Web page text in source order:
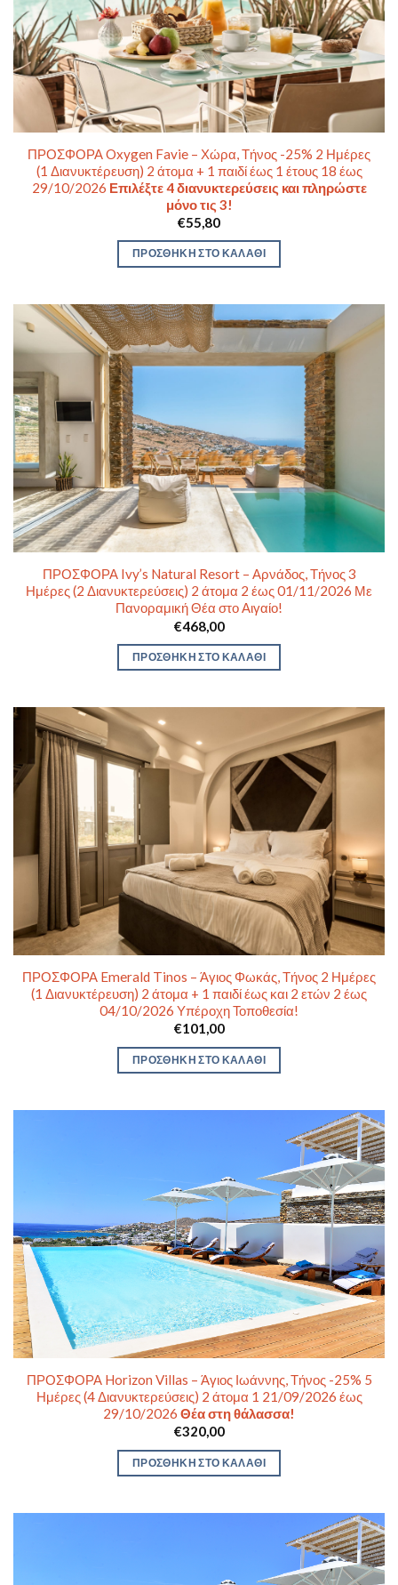
ΠΡΟΣΦΟΡΑ Oxygen Favie – Χώρα, Τήνος -25% 2 Ημέρες
(1 Διανυκτέρευση) 2 άτομα + 1 παιδί έως 1 έτους 18 έως
29/10/2026 Επιλέξτε 4 διανυκτερεύσεις και πληρώστε
μόνο τις 3!
€55,80
ΠΡΟΣΘΉΚΗ ΣΤΟ ΚΑΛΆΘΙ
ΠΡΟΣΦΟΡΑ Ivy’s Natural Resort – Αρνάδος, Τήνος 3
Ημέρες (2 Διανυκτερεύσεις) 2 άτομα 2 έως 01/11/2026 Με
Πανοραμική Θέα στο Αιγαίο!
€468,00
ΠΡΟΣΘΉΚΗ ΣΤΟ ΚΑΛΆΘΙ
ΠΡΟΣΦΟΡΑ Emerald Tinos – Άγιος Φωκάς, Τήνος 2 Ημέρες
(1 Διανυκτέρευση) 2 άτομα + 1 παιδί έως και 2 ετών 2 έως
04/10/2026 Υπέροχη Τοποθεσία!
€101,00
ΠΡΟΣΘΉΚΗ ΣΤΟ ΚΑΛΆΘΙ
ΠΡΟΣΦΟΡΑ Horizon Villas – Άγιος Ιωάννης, Τήνος -25% 5
Ημέρες (4 Διανυκτερεύσεις) 2 άτομα 1 21/09/2026 έως
29/10/2026 Θέα στη θάλασσα!
€320,00
ΠΡΟΣΘΉΚΗ ΣΤΟ ΚΑΛΆΘΙ